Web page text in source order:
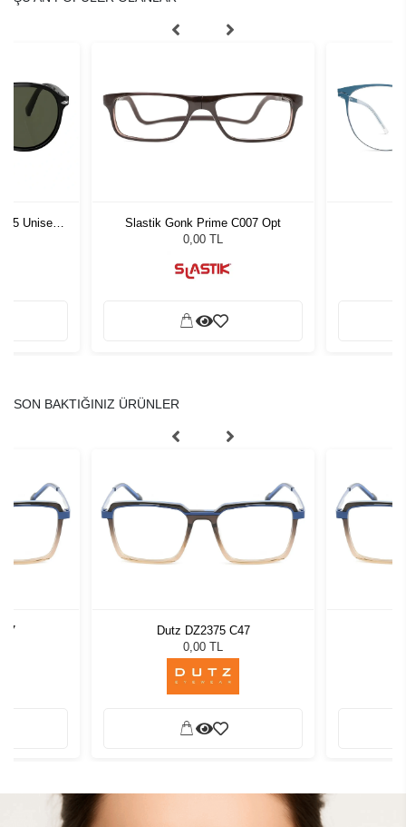
55 Unisex
Slastik Gonk Prime C007 Opt
0,00 TL
SON BAKTIĞINIZ ÜRÜNLER
Dutz DZ2375 C47
0,00 TL